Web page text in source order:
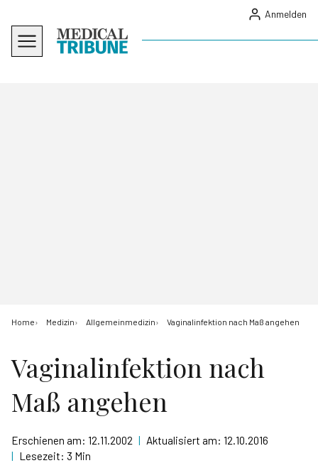
Anmelden
Home Medizin Allgemeinmedizin Vaginalinfektion nach Maß angehen
Vaginalinfektion nach
Maß angehen
Erschienen am: 12.11.2002 | Aktualisiert am: 12.10.2016
| Lesezeit: 3 Min